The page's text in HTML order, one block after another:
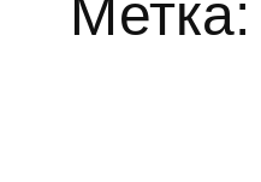
Метка: